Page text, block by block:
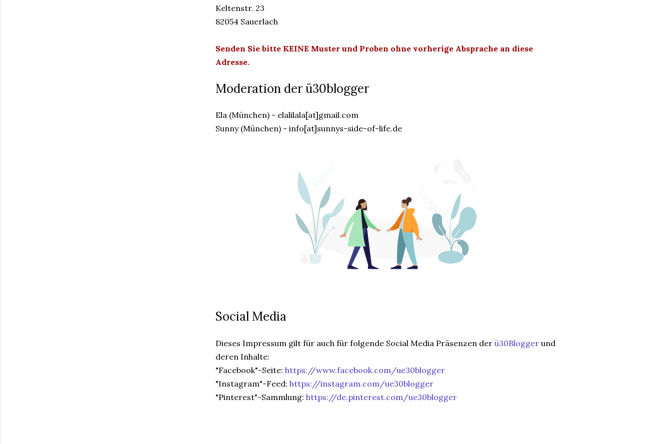
Keltenstr. 23
82054 Sauerlach
Senden Sie bitte KEINE Muster und Proben ohne vorherige Absprache an diese
Adresse.
Moderation der ü30blogger
Ela (München) - elalilala[at]gmail.com
Sunny (München) - info[at]sunnys-side-of-life.de
Social Media
Dieses Impressum gilt für auch für folgende Social Media Präsenzen der ü30Blogger und
deren Inhalte:
"Facebook"-Seite: https://www.facebook.com/ue30blogger
"Instagram"-Feed: https://instagram.com/ue30blogger
"Pinterest"-Sammlung: https://de.pinterest.com/ue30blogger